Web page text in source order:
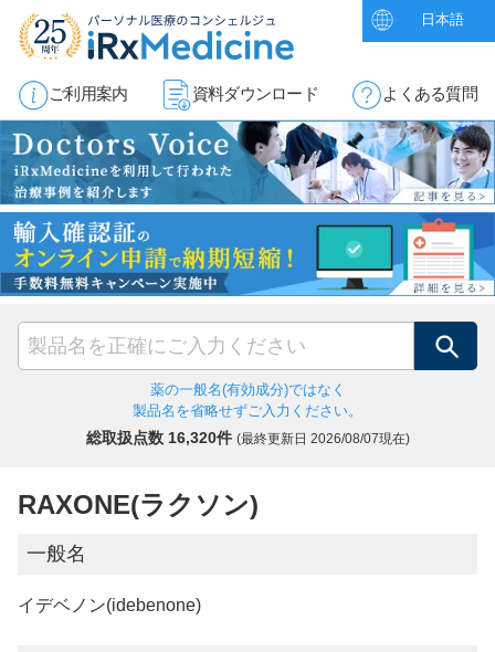
日本語
ご利用案内 資料ダウンロード よくある質問
検索
薬の一般名(有効成分)ではなく
製品名を省略せずご入力ください。
総取扱点数 16,320件 (最終更新日 2026/08/07現在)
RAXONE(ラクソン)
一般名
イデベノン(idebenone)